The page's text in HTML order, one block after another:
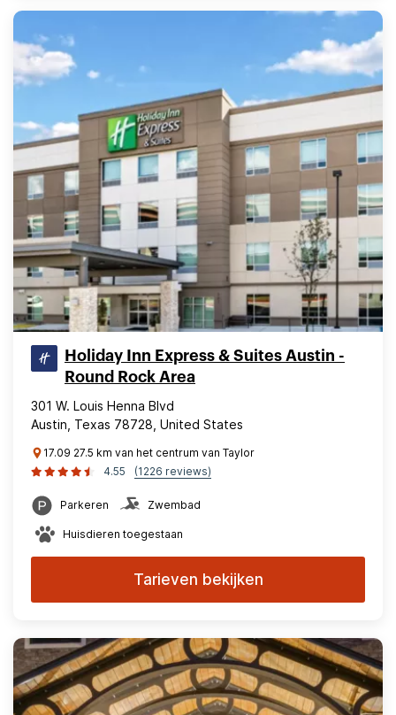
Holiday Inn Express & Suites Austin -
Round Rock Area
301 W. Louis Henna Blvd
Austin, Texas 78728, United States
17.09 27.5 km van het centrum van Taylor
4.55
(1226 reviews)
Parkeren Zwembad
Huisdieren toegestaan
Tarieven bekijken